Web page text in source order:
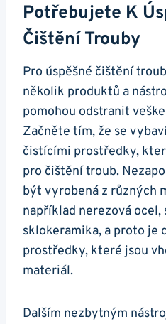
Potřebujete K
Čištění ‌trouby
Pro úspěšné čištění
několik produktů a
pomohou odstranit
Začněte tím, že se
⁤čistícími prostředky,⁤
pro čištění troub.
být‍ vyrobená z‍ různých
například nerezová ocel,
sklokeramika, a proto je
prostředky, které jsou
‌materiál.
Dalším nezbytným